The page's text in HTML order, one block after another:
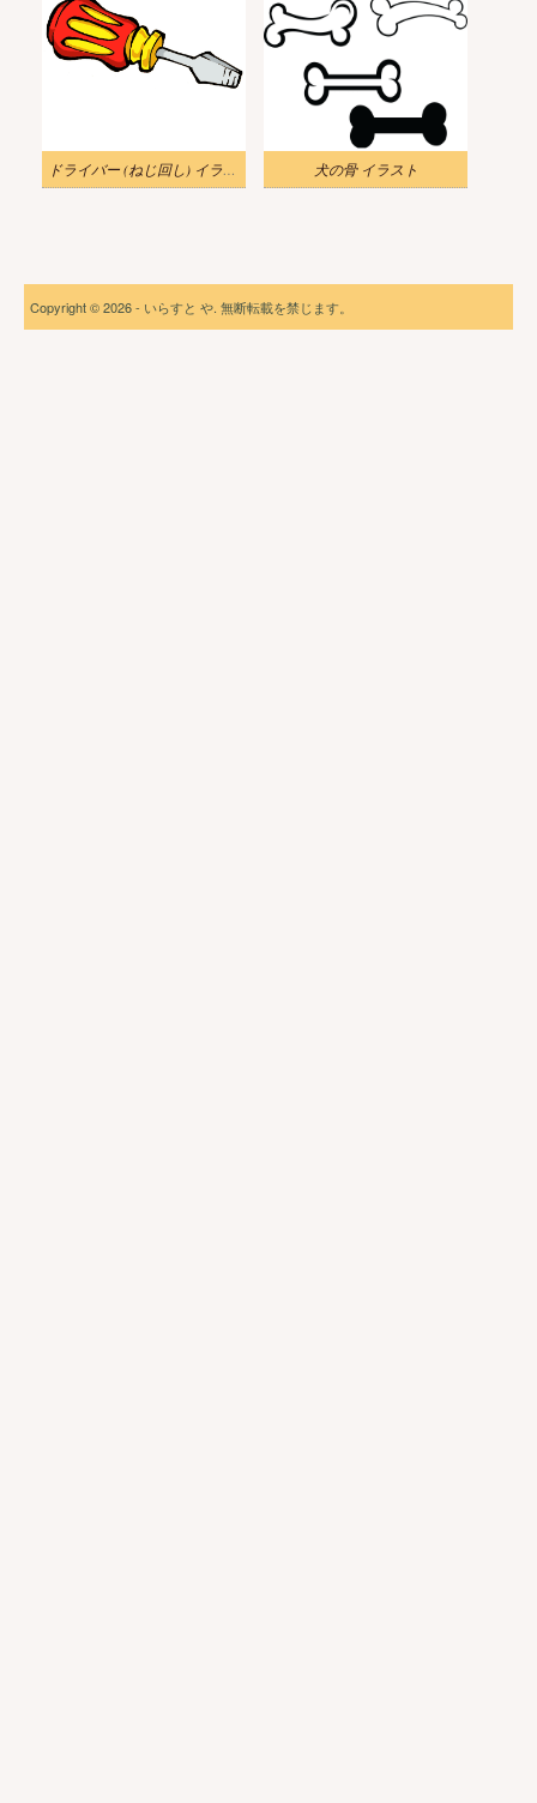
ドライバー (ねじ回し) イラスト 犬の骨 イラスト
Copyright © 2026 - いらすと や. 無断転載を禁じます。